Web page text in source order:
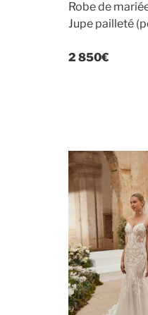
Robe de
Jupe pailleté
2 850€